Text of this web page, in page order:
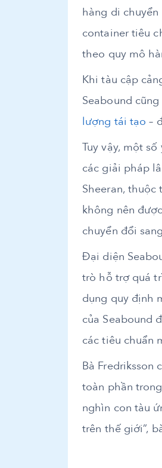
hàng di
container tiêu
theo quy mô
Khi tàu cập
Seabound
lượng tái tạo –
Tuy vậy, một
các giải pháp
Sheeran,
không nên
chuyển đổi
Đại diện
trò hỗ trợ quá
dụng quy định
của Seabound
các tiêu chuẩn
Bà
toàn phần
nghìn con tàu
trên thế giới”,